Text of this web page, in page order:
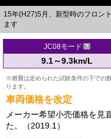
15年(H27)5月、新型時のフロン
ます
JC08モード
9.1～9.3km/L
※燃費は定められた試験条件の下での
ります。
車両価格を改定
メーカー希望小売価格を見
た。（2019.1）